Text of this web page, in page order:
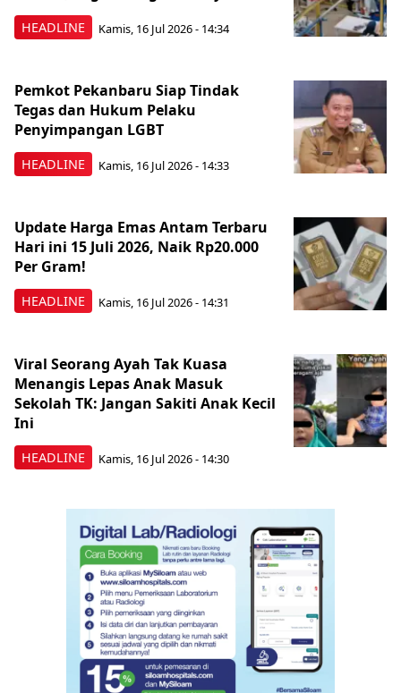
HEADLINE Kamis, 16 Jul 2026 - 14:34
HEADLINE
Pemkot Pekanbaru Siap Tindak
Tegas dan Hukum Pelaku
Penyimpangan LGBT
Kamis, 16 Jul 2026 - 14:33
HEADLINE
Update Harga Emas Antam Terbaru
Hari ini 15 Juli 2026, Naik Rp20.000
Per Gram!
Kamis, 16 Jul 2026 - 14:31
HEADLINE
Viral Seorang Ayah Tak Kuasa
Menangis Lepas Anak Masuk
Sekolah TK: Jangan Sakiti Anak Kecil
Ini
Kamis, 16 Jul 2026 - 14:30